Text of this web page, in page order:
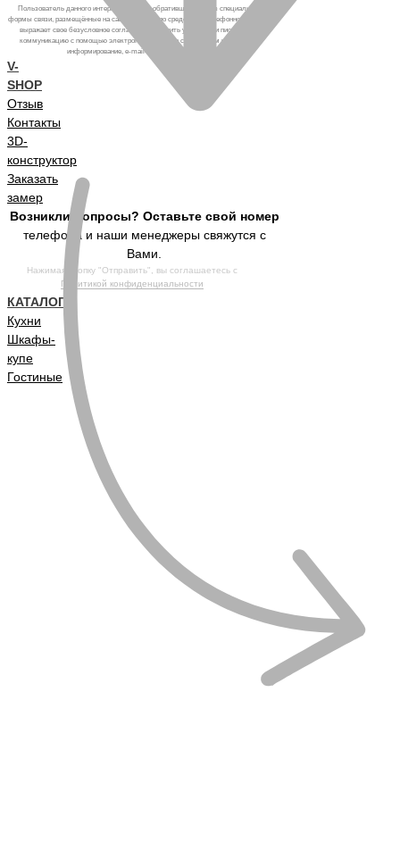
Пользователь данного интернет-ресурса, обратившийся через специальные
формы связи, размещённые на сайте, а также по средствам телефонного звонка,
выражает свое безусловное согласие продолжить устную или письменную
коммуникацию с помощью электронных средств связи, в том числе: sms-
информирование, e-mail-рассылка и т.п. и т.д.
V-
SHOP
Отзыв
Контакты
3D-
конструктор
Заказать
замер
Возникли вопросы? Оставьте свой номер
телефона и наши менеджеры свяжутся с
Вами.
Нажимая кнопку "Отправить", вы соглашаетесь с
Политикой конфиденциальности
КАТАЛОГ
Кухни
Шкафы-
купе
Гостиные